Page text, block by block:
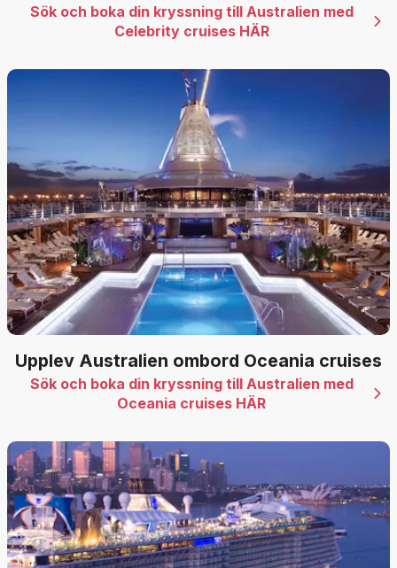
Sök och boka din kryssning till Australien med
Celebrity cruises HÄR
Upplev Australien ombord Oceania cruises
Sök och boka din kryssning till Australien med
Oceania cruises HÄR